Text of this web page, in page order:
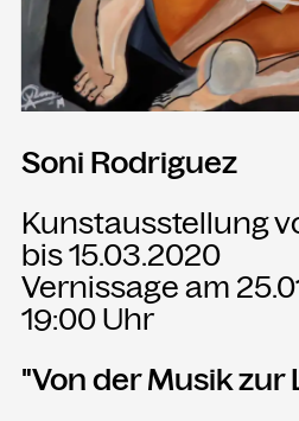
KONTAKT
Kammgarn
Spinnereistraße 10
6971 Hard am Bodensee
Österreich
Büro Öffnungszeiten:
Mo-Fr von 9-12
+43 5574 82731
office@kammgarn.at
Soni Rodriguez
Kunstausstellung
bis 15.03.2020
Vernissage am
19:00 Uhr
"Von der Musik zur